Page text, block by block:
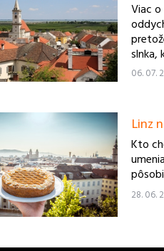
Viac
slnka,
06. 07.
Linz
Kto
28. 06.